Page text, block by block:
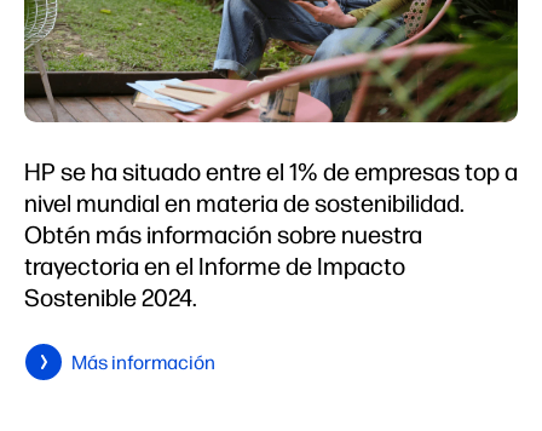
HP se ha situado entre el 1% de empresas top a
nivel mundial en materia de sostenibilidad.
Obtén más información sobre nuestra
trayectoria en el Informe de Impacto
Sostenible 2024.
Más información